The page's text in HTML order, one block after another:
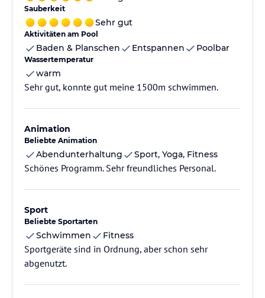
Sauberkeit
Sehr gut
Aktivitäten am Pool
Baden & Planschen Entspannen Poolbar
Wassertemperatur
warm
Sehr gut, konnte gut meine 1500m schwimmen.
Animation
Beliebte Animation
Abendunterhaltung Sport, Yoga, Fitness
Schönes Programm. Sehr freundliches Personal.
Sport
Beliebte Sportarten
Schwimmen Fitness
Sportgeräte sind in Ordnung, aber schon sehr
abgenutzt.